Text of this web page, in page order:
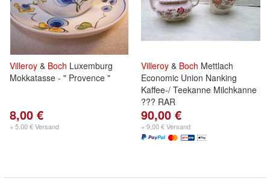
Villeroy & Boch Luxemburg
Mokkatasse - " Provence "
8,00 €
+ 5,00 € Versand
Villeroy & Boch Mettlach
Economic Union Nanking
Kaffee-/ Teekanne Milchkanne
??? RAR
90,00 €
+ 9,00 € Versand